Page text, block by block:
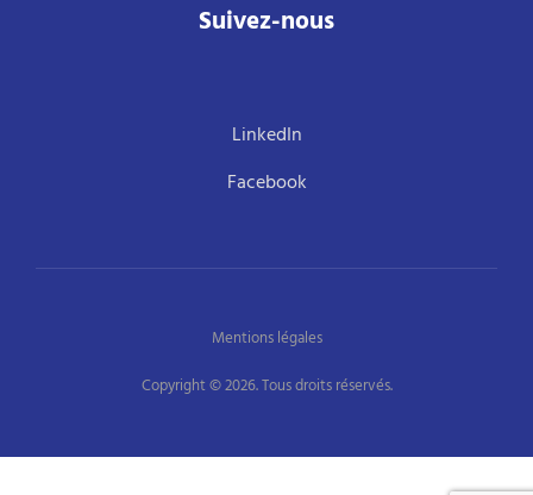
Suivez-nous
LinkedIn
Facebook
Copyright © 2026. Tous droits réservés.
Mentions légales